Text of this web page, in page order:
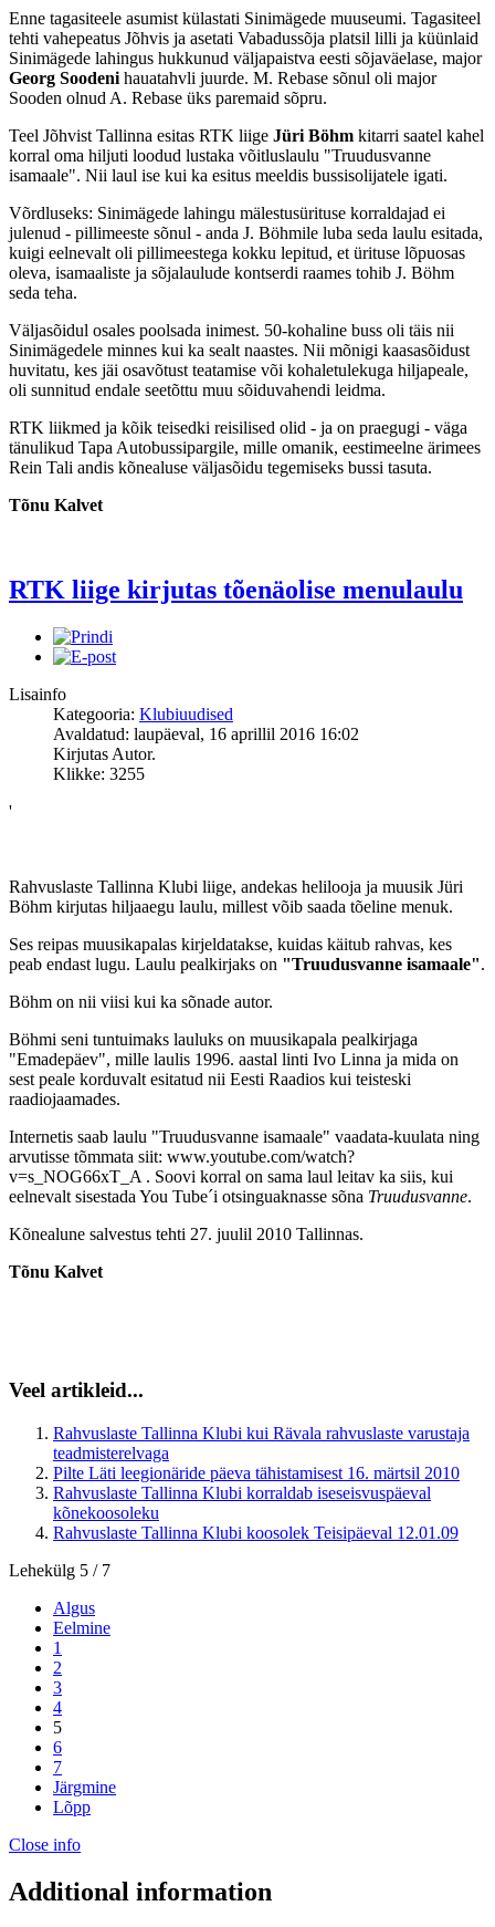
Enne tagasiteele asumist külastati Sinimägede muuseumi. Tagasiteel
tehti vahepeatus Jõhvis ja asetati Vabadussõja platsil lilli ja küünlaid
Sinimägede lahingus hukkunud väljapaistva eesti sõjaväelase, major
Georg Soodeni hauatahvli juurde. M. Rebase sõnul oli major
Sooden olnud A. Rebase üks paremaid sõpru.
Teel Jõhvist Tallinna esitas RTK liige Jüri Böhm kitarri saatel kahel
korral oma hiljuti loodud lustaka võitluslaulu "Truudusvanne
isamaale". Nii laul ise kui ka esitus meeldis bussisolijatele igati.
Võrdluseks: Sinimägede lahingu mälestusürituse korraldajad ei
julenud - pillimeeste sõnul - anda J. Böhmile luba seda laulu esitada,
kuigi eelnevalt oli pillimeestega kokku lepitud, et ürituse lõpuosas
oleva, isamaaliste ja sõjalaulude kontserdi raames tohib J. Böhm
seda teha.
Väljasõidul osales poolsada inimest. 50-kohaline buss oli täis nii
Sinimägedele minnes kui ka sealt naastes. Nii mõnigi kaasasõidust
huvitatu, kes jäi osavõtust teatamise või kohaletulekuga hiljapeale,
oli sunnitud endale seetõttu muu sõiduvahendi leidma.
RTK liikmed ja kõik teisedki reisilised olid - ja on praegugi - väga
tänulikud Tapa Autobussipargile, mille omanik, eestimeelne ärimees
Rein Tali andis kõnealuse väljasõidu tegemiseks bussi tasuta.
Tõnu Kalvet
RTK liige kirjutas tõenäolise menulaulu
Lisainfo
Kategooria: Klubiuudised
Avaldatud: laupäeval, 16 aprillil 2016 16:02
Kirjutas Autor.
Klikke: 3255
'
Rahvuslaste Tallinna Klubi liige, andekas helilooja ja muusik Jüri
Böhm kirjutas hiljaaegu laulu, millest võib saada tõeline menuk.
Ses reipas muusikapalas kirjeldatakse, kuidas käitub rahvas, kes
peab endast lugu. Laulu pealkirjaks on "Truudusvanne isamaale".
Böhm on nii viisi kui ka sõnade autor.
Böhmi seni tuntuimaks lauluks on muusikapala pealkirjaga
"Emadepäev", mille laulis 1996. aastal linti Ivo Linna ja mida on
sest peale korduvalt esitatud nii Eesti Raadios kui teisteski
raadiojaamades.
Internetis saab laulu "Truudusvanne isamaale" vaadata-kuulata ning
arvutisse tõmmata siit: www.youtube.com/watch?
v=s_NOG66xT_A . Soovi korral on sama laul leitav ka siis, kui
eelnevalt sisestada You Tube´i otsinguaknasse sõna Truudusvanne.
Kõnealune salvestus tehti 27. juulil 2010 Tallinnas.
Tõnu Kalvet
Veel artikleid...
Rahvuslaste Tallinna Klubi kui Rävala rahvuslaste varustaja
teadmisterelvaga
Pilte Läti leegionäride päeva tähistamisest 16. märtsil 2010
Rahvuslaste Tallinna Klubi korraldab iseseisvuspäeval
kõnekoosoleku
Rahvuslaste Tallinna Klubi koosolek Teisipäeval 12.01.09
Lehekülg 5 / 7
Algus
Eelmine
1
2
3
4
5
6
7
Järgmine
Lõpp
Close info
Additional information